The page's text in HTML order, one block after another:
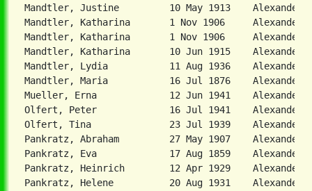
Mandtler, Justine         10 May 1913
Mandtler, Katharina       1 Nov 1906
Mandtler, Katharina       1 Nov 1906
Mandtler, Katharina       10 Jun 1915
Mandtler, Lydia           11 Aug 1936
Mandtler, Maria           16 Jul 1876
Mueller, Erna             12 Jun 1941
Olfert, Peter             16 Jul 1941
Olfert, Tina              23 Jul 1939
Pankratz, Abraham         27 May 1907
Pankratz, Eva             17 Aug 1859
Pankratz, Heinrich        12 Apr 1929
Pankratz, Helene          20 Aug 1931